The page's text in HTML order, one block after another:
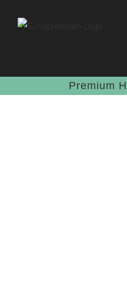
Inhalt
Premium